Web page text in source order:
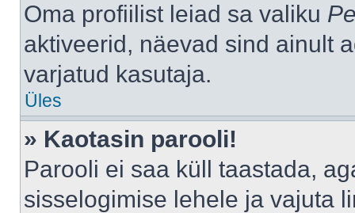
Oma profiilist leiad sa valiku
aktiveerid, näevad sind ainult
varjatud kasutaja.
Üles
» Kaotasin parooli!
Parooli ei saa küll taastada,
sisselogimise lehele ja vajuta